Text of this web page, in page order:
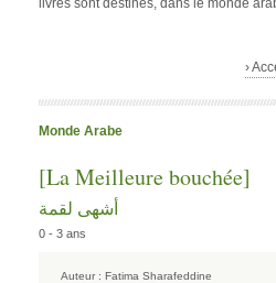
livres sont destinés, dans le monde
›
Monde Arabe
[La Meilleure bouchée]
أشهى لقمة
0 - 3 ans
Auteur : Fatima Sharafeddine